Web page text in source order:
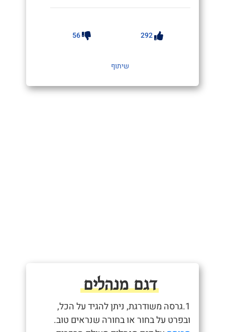
292
56
שיתוף
דגם מנהלים
1.גרסה משודרגת, ניתן להגיד על הכל,
ובפרט על בחור או בחורה שנראים טוב.